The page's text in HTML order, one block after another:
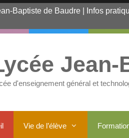
Baptiste de Baudre Infos
d'enseignement général et
Vie de l’élève